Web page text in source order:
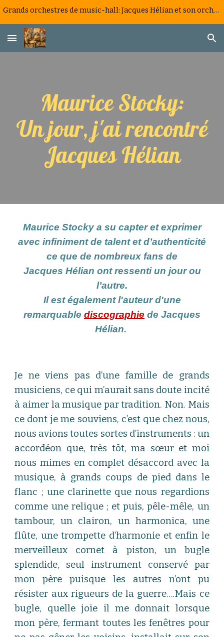
Grands orchestres de music-hall: Jacques Hélian et son orchestre, la saga d'un big band à la française
Maurice Stocky:
Un jour, j'ai rencontré
Jacques Hélian
Maurice Stocky a su capter et exprimer
avec infiniment de talent et d’authenticité
ce que de nombreux fans de
Jacques Hélian ont ressenti un jour ou
l’autre.
Il est également l'auteur d'une
remarquable discographie de Jacques
Hélian.
Je ne viens pas d’une famille de grands
musiciens, ce qui m’aurait sans doute incité
à aimer la musique par tradition. Non. Mais
ce dont je me souviens, c’est que chez nous,
nous avions toutes sortes d’instruments : un
accordéon que, très tôt, ma sœur et moi
nous mimes en complet désaccord avec la
musique, à grands coups de pied dans le
flanc ; une clarinette que nous regardions
comme une relique ; et puis, pêle-mêle, un
tambour, un clairon, un harmonica, une
flûte, une trompette d’harmonie et enfin le
merveilleux cornet à piston, un bugle
splendide, seul instrument conservé par
mon père puisque les autres n’ont pu
résister aux rigueurs de la guerre….Mais ce
bugle, quelle joie il me donnait lorsque
mon père, fermant toutes les fenêtres pour